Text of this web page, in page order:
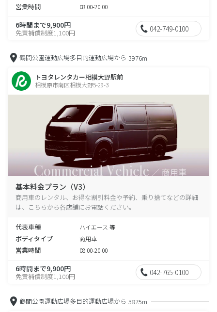
営業時間 08:00-20:00
6時間まで9,900円
免責補償制度1,100円 042-749-0100
鶴間公園運動広場多目的運動広場から 3976m
トヨタレンタカー相模大野駅前
相模原市南区相模大野5-29-3
基本料金プラン（V3）
商用車のレンタル、お得な割引料金や予約、乗り捨てなどの詳細
は、こちらから各店舗にお電話ください。
代表車種 ハイエース 等
ボディタイプ 商用車
営業時間 08:00-20:00
6時間まで9,900円
免責補償制度1,100円 042-765-0100
鶴間公園運動広場多目的運動広場から 3875m